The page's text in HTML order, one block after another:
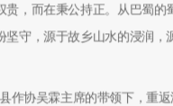
，而在秉公持正。从巴蜀的
守，源于故乡山水的浸润，
作协吴霖主席的带领下，重